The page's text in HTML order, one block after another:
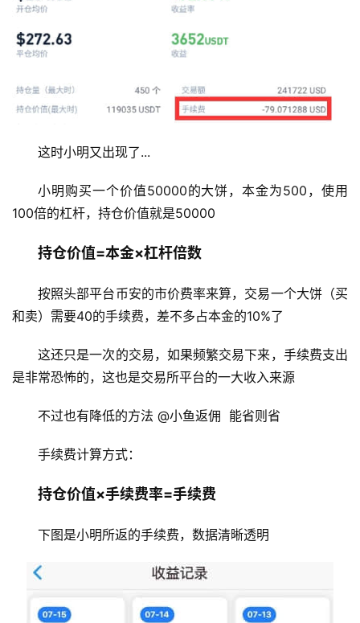
这时小明又出现了...
小明购买一个价值50000的大饼，本金为500，使用
100倍的杠杆，持仓价值就是50000
持仓价值=本金×杠杆倍数
按照头部平台币安的市价费率来算，交易一个大饼（买
和卖）需要40的手续费，差不多占本金的10%了
这还只是一次的交易，如果频繁交易下来，手续费支出
是非常恐怖的，这也是交易所平台的一大收入来源
不过也有降低的方法 @小鱼返佣 能省则省
手续费计算方式：
持仓价值×手续费率=手续费
下图是小明所返的手续费，数据清晰透明